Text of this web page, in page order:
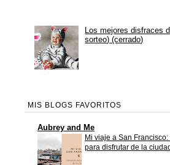
Los mejores disfraces
sorteo) (cerrado)
MIS BLOGS FAVORITOS
Aubrey and Me
Mi viaje a San
para disfrutar de la ciudad